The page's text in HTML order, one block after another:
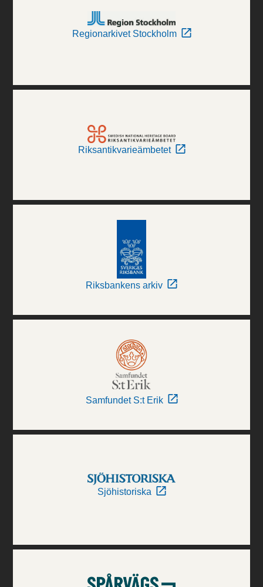
Regionarkivet Stockholm
Riksantikvarieämbetet
Riksbankens arkiv
Samfundet S:t Erik
Sjöhistoriska